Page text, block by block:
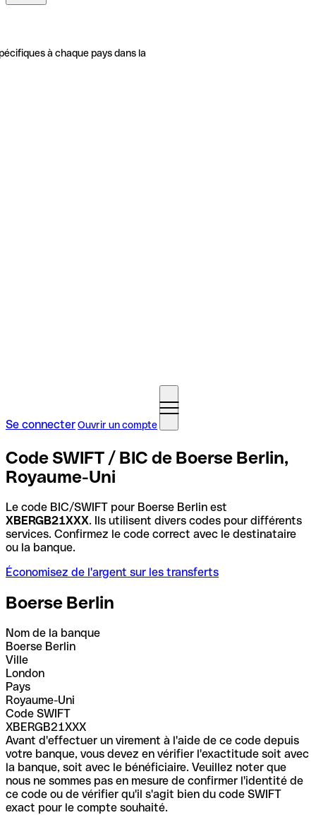
à chaque pays dans la
Se connecterOuvrir un compte
Code SWIFT / BIC de Boerse Berlin,
Royaume-Uni
Le code BIC/SWIFT pour Boerse Berlin est
XBERGB21XXX. Ils utilisent divers codes pour différents
services. Confirmez le code correct avec le destinataire
ou la banque.
Économisez de l'argent sur les transferts
Boerse Berlin
Nom de la banque
Boerse Berlin
Ville
London
Pays
Royaume-Uni
Code SWIFT
XBERGB21XXX
Avant d'effectuer un virement à l'aide de ce code depuis
votre banque, vous devez en vérifier l'exactitude soit avec
la banque, soit avec le bénéficiaire. Veuillez noter que
nous ne sommes pas en mesure de confirmer l'identité de
ce code ou de vérifier qu'il s'agit bien du code SWIFT
exact pour le compte souhaité.